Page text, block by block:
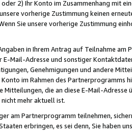
2) Ihr Konto im Zusammenhang mit
vorherige Zustimmung keinen
Sie unsere vorherige Zustimmung
in Ihrem Antrag auf Teilnahme
E-Mail-Adresse und sonstiger
Genehmigungen und andere
im Rahmen des Partnerprogramms
Mitteilungen, die an diese E-Mail-
mehr aktuell ist.
am Partnerprogramm teilnehmen,
erbringen, es sei denn, Sie haben